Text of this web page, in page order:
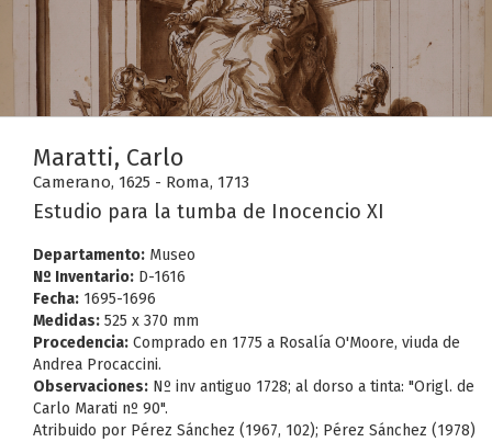
Maratti, Carlo
Camerano, 1625 - Roma, 1713
Estudio para la tumba de Inocencio XI
Departamento: Museo
Nº Inventario: D-1616
Fecha: 1695-1696
Medidas: 525 x 370 mm
Procedencia: Comprado en 1775 a Rosalía O'Moore, viuda de
Andrea Procaccini.
Observaciones: Nº inv antiguo 1728; al dorso a tinta: "Origl. de
Carlo Marati nº 90".
Atribuido por Pérez Sánchez (1967, 102); Pérez Sánchez (1978)